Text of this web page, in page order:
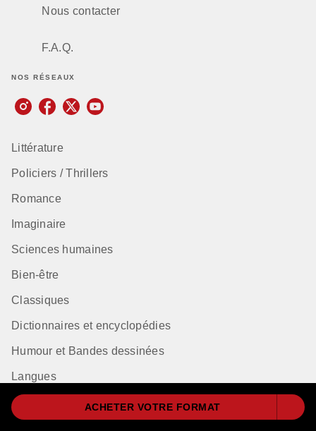
ACHETER VOTRE FORMAT
Nous contacter
F.A.Q.
NOS RÉSEAUX
Littérature
Policiers / Thrillers
Romance
Imaginaire
Sciences humaines
Bien-être
Classiques
Dictionnaires et encyclopédies
Humour et Bandes dessinées
Langues